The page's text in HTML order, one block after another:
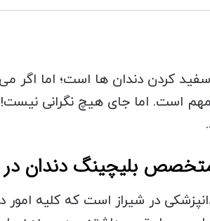
کردن دندان ها است؛ اما اگر
است. اما جای هیچ نگرانی
در شیراز است که کلیه امور